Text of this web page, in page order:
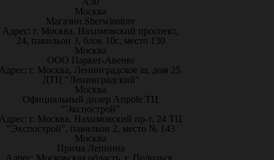
Москва
Магазин Sherwinstore
Адрес: г. Москва, Нахимовский проспект,
24, павильон 3, блок 10с, место 130
Москва
ООО Паркет-Авeню
г. Москва, Ленинградское ш, дом 25.
ДТЦ "Ленинградский"
Москва
Официальный дилер Artpole ТЦ
"Экспострой"
г. Москва, Нахимовский пр-т, 24 ТЦ
"Экспострой", павильон 2, место № 143
Москва
Прима Лепнина
Адрес: Московская область, г. Подольск,